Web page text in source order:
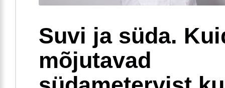
Suvi ja süda.
mõjutavad